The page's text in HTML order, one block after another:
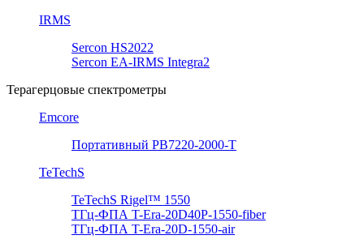
IRMS
Sercon HS2022
Sercon EA-IRMS Integra2
Терагерцовые спектрометры
Emcore
Портативный PB7220-2000-T
TeTechS
TeTechS Rigel™ 1550
ТГц-ФПА T-Era-20D40P-1550-fiber
ТГц-ФПА T-Era-20D-1550-air